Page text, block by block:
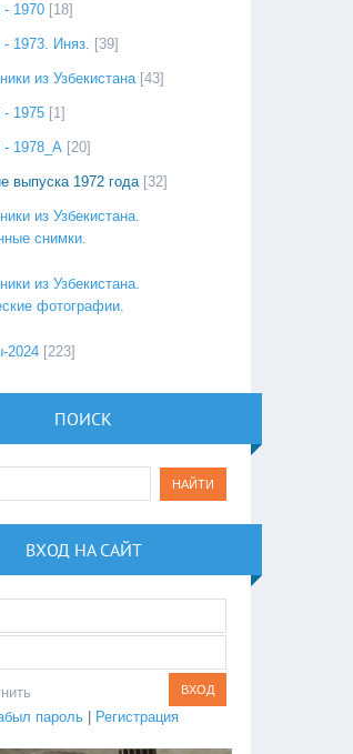
- 1970 [18]
- 1973. Иняз. [39]
из Узбекистана [43]
- 1975 [1]
- 1978_А [20]
выпуска 1972 года [32]
из Узбекистана.
снимки.
из Узбекистана.
фотографии.
2024 [223]
ПОИСК
ВХОД НА САЙТ
пароль| Регистрация